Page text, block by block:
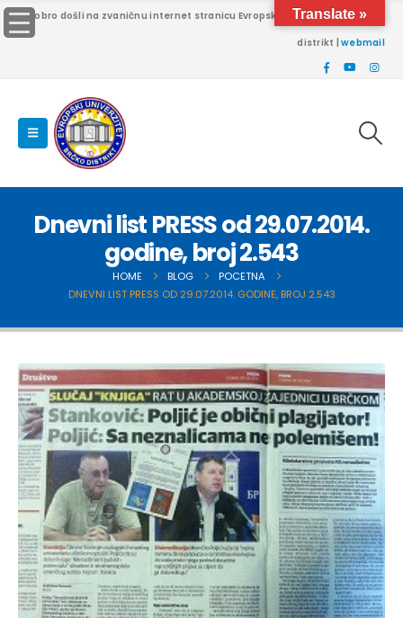
Dobro došli na zvaničnu internet stranicu Evropskog univerziteta Brčko
distrikt |webmail
Dnevni list PRESS od 29.07.2014.
godine, broj 2.543
HOME BLOG
POCETNA
DNEVNI LIST PRESS OD 29.07.2014. GODINE, BROJ 2.543
Translate »